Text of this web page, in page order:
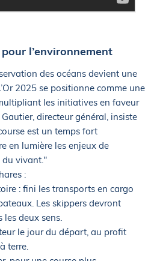
l’environnement
des océans devient une
2025 se positionne comme une
les initiatives en faveur
directeur général, insiste
est un temps fort
en lumière les enjeux de
du vivant."
:
: fini les transports en cargo
Les skippers devront
deux sens.
le jour du départ, au profit
terre.